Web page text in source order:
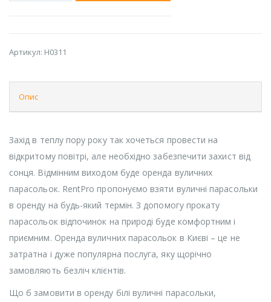
Артикул: H0311
Опис
Захід в теплу пору року так хочеться провести на
відкритому повітрі, але необхідно забезпечити захист від
сонця. Відмінним виходом буде оренда вуличних
парасольок. RentPro пропонуємо взяти вуличні парасольки
в оренду на будь-який термін. З допомогу прокату
парасольок відпочинок на природі буде комфортним і
приємним. Оренда вуличних парасольок в Києві – це не
затратна і дуже популярна послуга, яку щорічно
замовляють безліч клієнтів.
Що б замовити в оренду білі вуличні парасольки,